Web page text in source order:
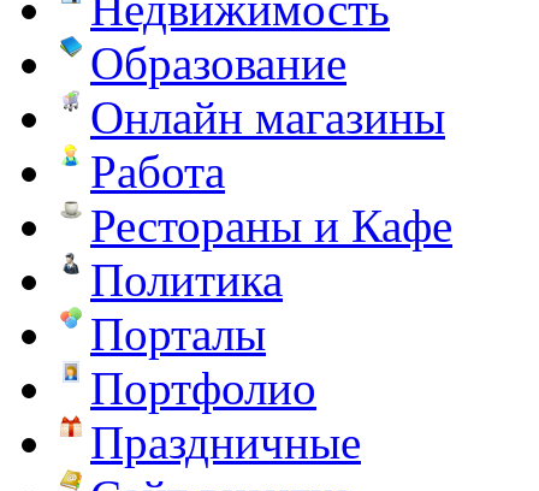
Образование
Онлайн магазины
Работа
Рестораны и Кафе
Политика
Порталы
Портфолио
Праздничные